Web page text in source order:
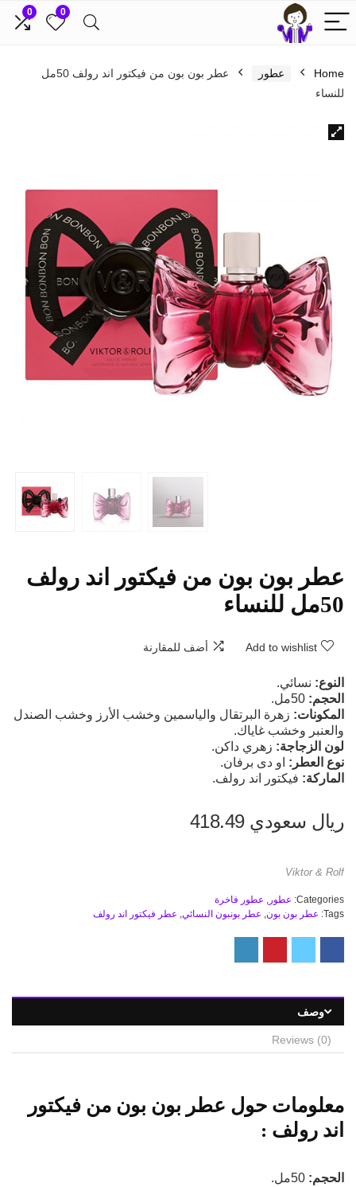
0
0
Home عطور
عطر بون بون من فيكتور اند رولف 50مل
للنساء
عطر بون بون من فيكتور اند رولف
50مل للنساء
Add to wishlist أضف للمقارنة
النوع: نسائي.
الحجم:
المكونات: زهرة البرتقال والياسمين وخشب الأرز وخشب الصندل
والعنبر وخشب غاياك.
لون الزجاجة: زهري داكن.
نوع العطر: او دى برفان.
الماركة: فيكتور اند رولف.
ريال سعودي 418.49
Viktor & Rolf
Categories: عطور
عطور فاخرة
Tags: عطر بون بون عطر بونبون النسائي عطر فيكتور اند رولف
وصف
Reviews (0)
معلومات حول عطر بون بون من فيكتور
اند رولف :
الحجم: